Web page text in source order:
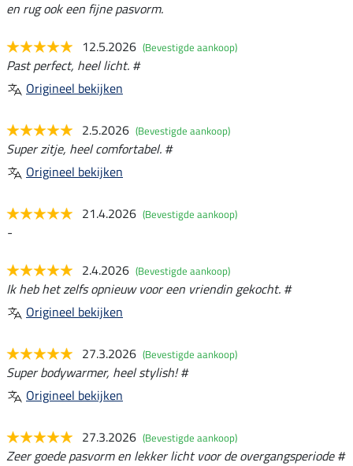
en rug ook een fijne pasvorm.
12.5.2026 (Bevestigde aankoop)
Past perfect, heel licht. #
Origineel bekijken
2.5.2026 (Bevestigde aankoop)
Super zitje, heel comfortabel. #
Origineel bekijken
21.4.2026 (Bevestigde aankoop)
-
2.4.2026 (Bevestigde aankoop)
Ik heb het zelfs opnieuw voor een vriendin gekocht. #
Origineel bekijken
27.3.2026 (Bevestigde aankoop)
Super bodywarmer, heel stylish! #
Origineel bekijken
27.3.2026 (Bevestigde aankoop)
Zeer goede pasvorm en lekker licht voor de overgangsperiode #